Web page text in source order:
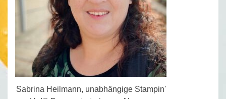
Sabrina Heilmann, unabhängige Stampin'